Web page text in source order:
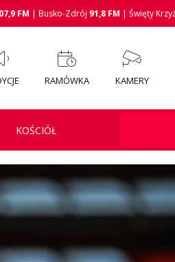
FM | Busko-Zdrój 91,8 FM | Święty
RAMÓWKA KAMERY
KOŚCIÓŁ